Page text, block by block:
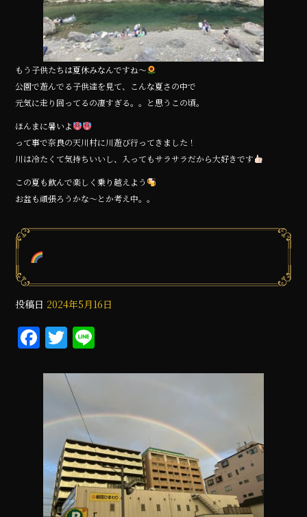
もう子供たちは夏休みなんですね〜
公園で遊んでる子供達を見て、こんな夏さの中で
元気に走り回ってるの凄すぎる。。と思うこの頃。
ほんまに暑いよ
って事で奈良の天川村に川遊び行ってきました！
川は冷たくて気持ちいいし、入ってもサラサラだから大好きです
この夏も飲んで楽しく乗り越えよう
お盆も頑張ろうかな〜とか考え中。。
投稿日 2024年5月16日
F
a
c
b
o
k
T
w
it
te
r
e